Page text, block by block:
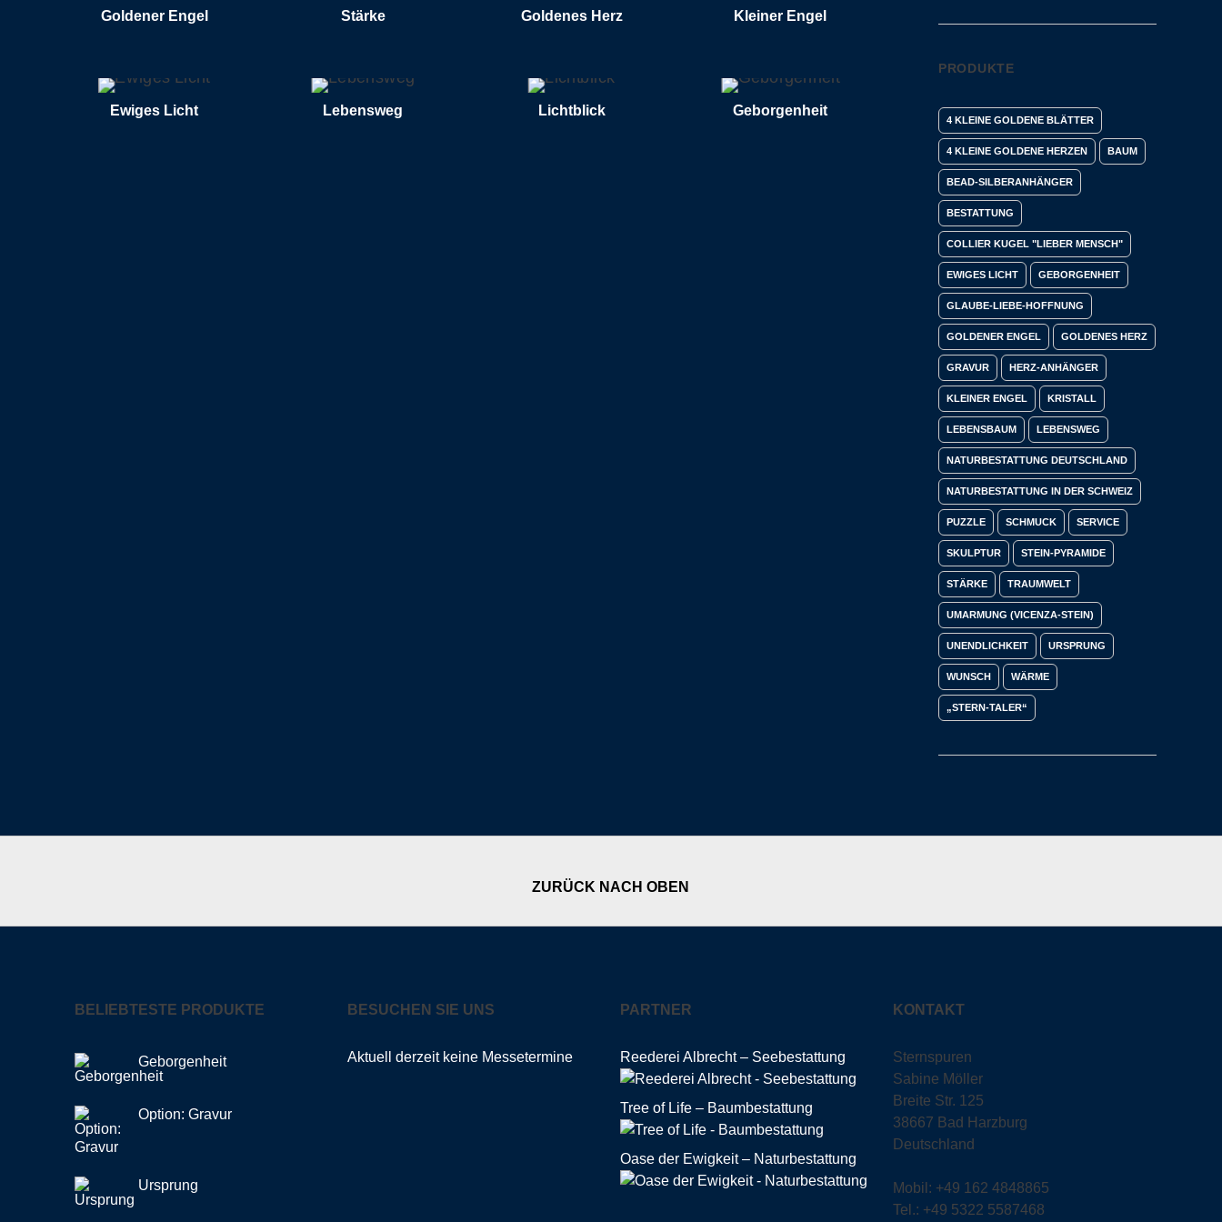
Goldener Engel Stärke Goldenes Herz Kleiner Engel
Ewiges Licht Lebensweg Lichtblick Geborgenheit
PRODUKTE
4 KLEINE GOLDENE BLÄTTER
4 KLEINE GOLDENE HERZEN BAUM
BEAD-SILBERANHÄNGER
BESTATTUNG
COLLIER KUGEL "LIEBER MENSCH"
EWIGES LICHT GEBORGENHEIT
GLAUBE-LIEBE-HOFFNUNG
GOLDENER ENGEL GOLDENES HERZ
GRAVUR HERZ-ANHÄNGER
KLEINER ENGEL KRISTALL
LEBENSBAUM LEBENSWEG
NATURBESTATTUNG DEUTSCHLAND
NATURBESTATTUNG IN DER SCHWEIZ
PUZZLE SCHMUCK SERVICE
SKULPTUR STEIN-PYRAMIDE
STÄRKE TRAUMWELT
UMARMUNG (VICENZA-STEIN)
UNENDLICHKEIT URSPRUNG
WUNSCH WÄRME
„STERN-TALER“
ZURÜCK NACH OBEN
BELIEBTESTE PRODUKTE
Geborgenheit
Option: Gravur
Ursprung
BESUCHEN SIE UNS
Aktuell derzeit keine Messetermine
PARTNER
Reederei Albrecht – Seebestattung
Tree of Life – Baumbestattung
Oase der Ewigkeit – Naturbestattung
KONTAKT
Sternspuren
Sabine Möller
Breite Str. 125
38667 Bad Harzburg
Deutschland
Mobil: +49 162 4848865
Tel.: +49 5322 5587468